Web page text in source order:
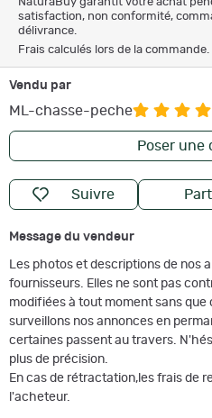
satisfaction, non conformité,
délivrance.
Frais calculés lors de la commande.
Vendu par
ML-chasse-peche
Poser une
Suivre
Message du vendeur
Les photos et descriptions de nos
fournisseurs. Elles ne sont pas
modifiées à tout moment sans
surveillons nos annonces en
certaines passent au travers.
plus de précision.
En cas de rétractation,les frais de
l'acheteur.